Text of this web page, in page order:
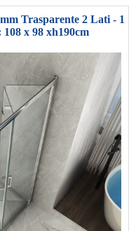
Trasparente 2 Lati - 1
x 98 xh190cm